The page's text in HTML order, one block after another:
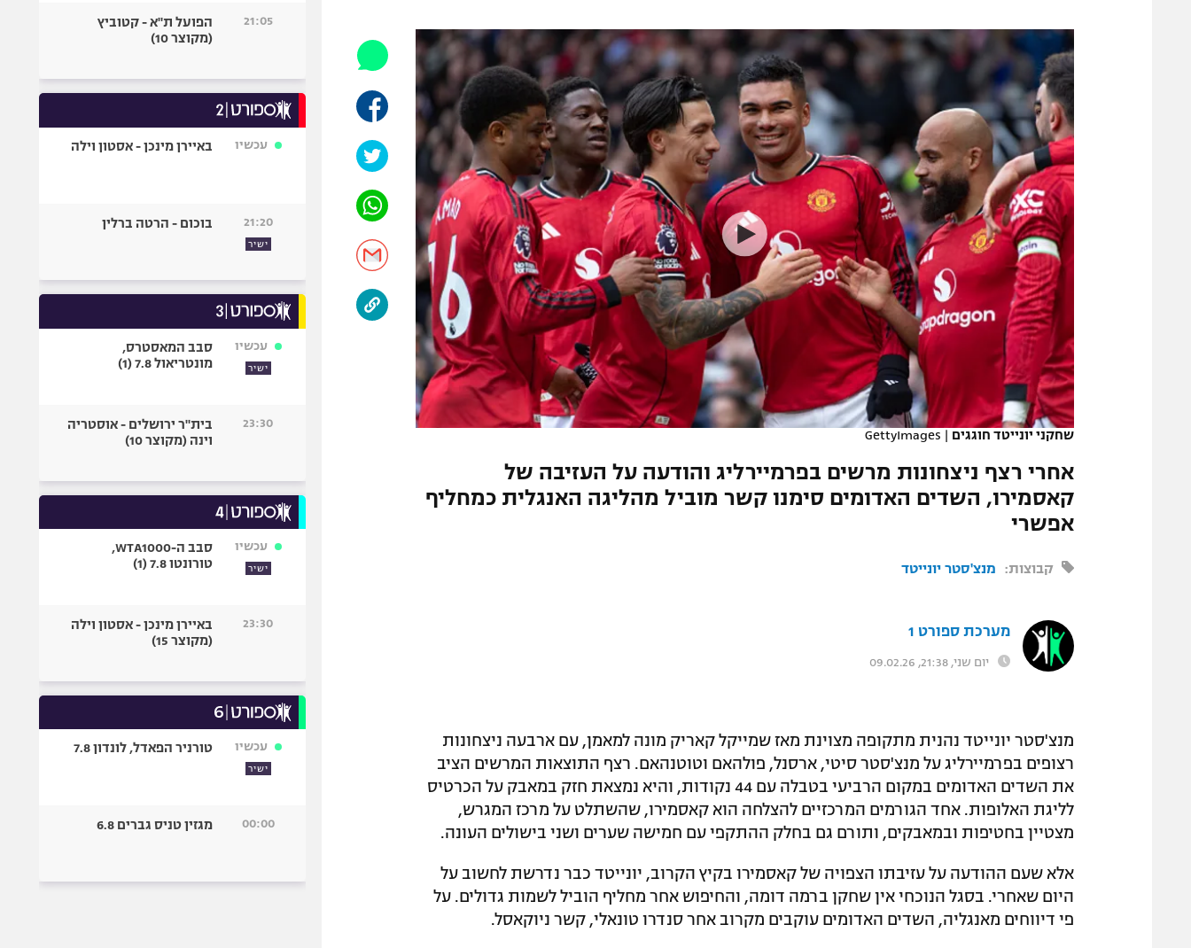
תקנון משתתפים וזוכים בפרסים
תקנון עבור פעילות אלקטרה
תקנון עבור פעילות ספורט 1 – "מרלן"
טניס
גיימינג E-Sports
תנאי שימוש
מדיניות פרטיות
תקנון פעילות ספורט 1
רשיון להקרנה פומבית לבית עסק
הצטרפות לחבילת הערוצים
לוח דרושים – ג'ובנט
תגיות
המגזין
הפועל תל אביב
הפועל חיפה
הפועל באר שבע
מכבי נתניה
בני יהודה
ליגה סינית
ליגה ברזילאית
ליגות נוספות
אופניים
כדורמים
פוטבול אמריקאי NFL
שחקני יונייטד חוגגים |
GettyImages
אחרי רצף ניצחונות מרשים בפרמיירליג והודעה על העזיבה של
קאסמירו, השדים האדומים סימנו קשר מוביל מהליגה האנגלית כמחליף
אפשרי
קבוצות: מנצ'סטר יונייטד
מערכת ספורט 1
יום שני, 21:38, 09.02.26
מנצ'סטר יונייטד נהנית מתקופה מצוינת מאז שמייקל קאריק מונה למאמן, עם ארבעה ניצחונות
רצופים בפרמיירליג על מנצ'סטר סיטי, ארסנל, פולהאם וטוטנהאם. רצף התוצאות המרשים הציב
את השדים האדומים במקום הרביעי בטבלה עם 44 נקודות, והיא נמצאת חזק במאבק על הכרטיס
לליגת האלופות. אחד הגורמים המרכזיים להצלחה הוא קאסמירו, שהשתלט על מרכז המגרש,
מצטיין בחטיפות ובמאבקים, ותורם גם בחלק ההתקפי עם חמישה שערים ושני בישולים העונה.
אלא שעם ההודעה על עזיבתו הצפויה של קאסמירו בקיץ הקרוב, יונייטד כבר נדרשת לחשוב על
היום שאחרי. בסגל הנוכחי אין שחקן ברמה דומה, והחיפוש אחר מחליף הוביל לשמות גדולים. על
פי דיווחים מאנגליה, השדים האדומים עוקבים מקרוב אחר סנדרו טונאלי, קשר ניוקאסל.
21:05
הפועל ת"א - קטוביץ
(מקוצר 10)
עכשיו באיירן מינכן - אסטון וילה
21:20
ישיר
בוכום - הרטה ברלין
עכשיו
ישיר
סבב המאסטרס,
מונטריאול 7.8 (1)
23:30
בית"ר ירושלים - אוסטריה
וינה (מקוצר 10)
עכשיו
ישיר
סבב ה-WTA1000,
טורונטו 7.8 (1)
23:30
באיירן מינכן - אסטון וילה
(מקוצר 15)
עכשיו
ישיר
טורניר הפאדל, לונדון 7.8
00:00 מגזין טניס גברים 6.8